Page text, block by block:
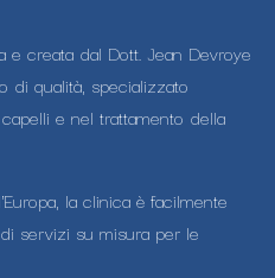
e creata dal Dott. Jean Devroye
di qualità, specializzato
e nel trattamento della
la clinica è facilmente
servizi su misura per le